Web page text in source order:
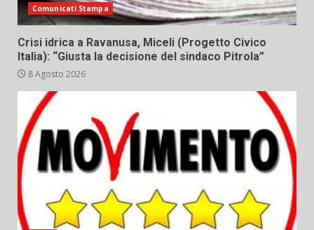
Comunicati Stampa
Crisi idrica a Ravanusa, Miceli (Progetto Civico
Italia): “Giusta la decisione del sindaco Pitrola”
8 Agosto 2026